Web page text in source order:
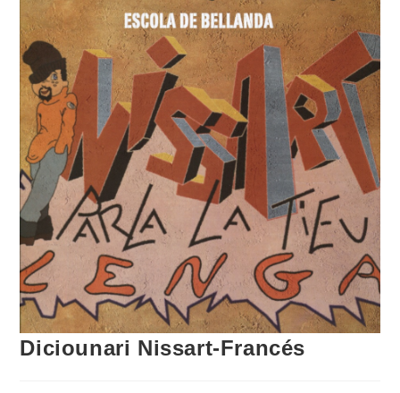
Diciounari Nissart-Francés